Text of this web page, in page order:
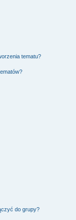
tematu?
do grupy?